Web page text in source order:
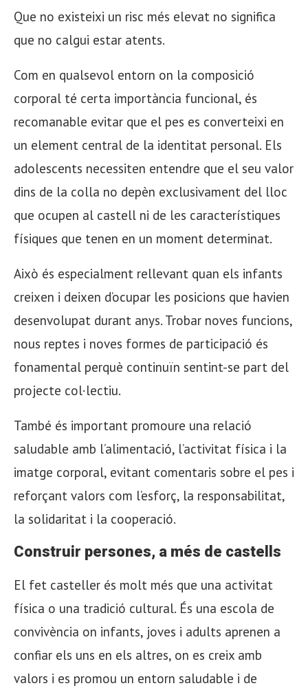
Que no existeixi un risc més elevat no significa
que no calgui estar atents.
Com en qualsevol entorn on la composició
corporal té certa importància funcional, és
recomanable evitar que el pes es converteixi en
un element central de la identitat personal. Els
adolescents necessiten entendre que el seu valor
dins de la colla no depèn exclusivament del lloc
que ocupen al castell ni de les característiques
físiques que tenen en un moment determinat.
Això és especialment rellevant quan els infants
creixen i deixen d’ocupar les posicions que havien
desenvolupat durant anys. Trobar noves funcions,
nous reptes i noves formes de participació és
fonamental perquè continuïn sentint-se part del
projecte col·lectiu.
També és important promoure una relació
saludable amb l’alimentació, l’activitat física i la
imatge corporal, evitant comentaris sobre el pes i
reforçant valors com l’esforç, la responsabilitat,
la solidaritat i la cooperació.
Construir persones, a més de castells
El fet casteller és molt més que una activitat
física o una tradició cultural. És una escola de
convivència on infants, joves i adults aprenen a
confiar els uns en els altres, on es creix amb
valors i es promou un entorn saludable i de